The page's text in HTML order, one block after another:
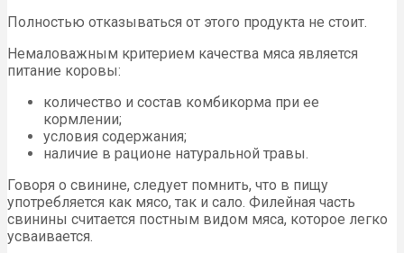
Полностью отказываться от этого продукта не стоит.
Немаловажным критерием качества мяса является
питание коровы:
количество и состав комбикорма при ее
кормлении;
условия содержания;
наличие в рационе натуральной травы.
Говоря о свинине, следует помнить, что в пищу
употребляется как мясо, так и сало. Филейная часть
свинины считается постным видом мяса, которое легко
усваивается.